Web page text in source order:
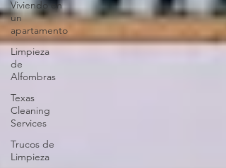
Viviendo en
un
apartamento
Limpieza
de
Alfombras
Texas
Cleaning
Services
Trucos de
Limpieza